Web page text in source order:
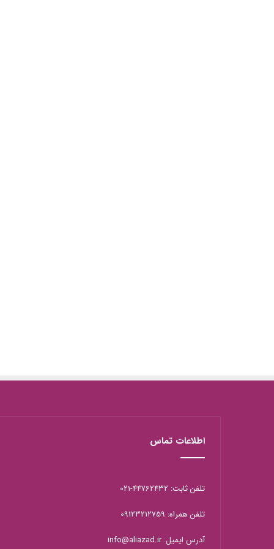
اطلاعات تماس
تلفن ثابت: 44762432-021
تلفن همراه: 09123212759
آدرس ایمیل: info@aliazad.ir